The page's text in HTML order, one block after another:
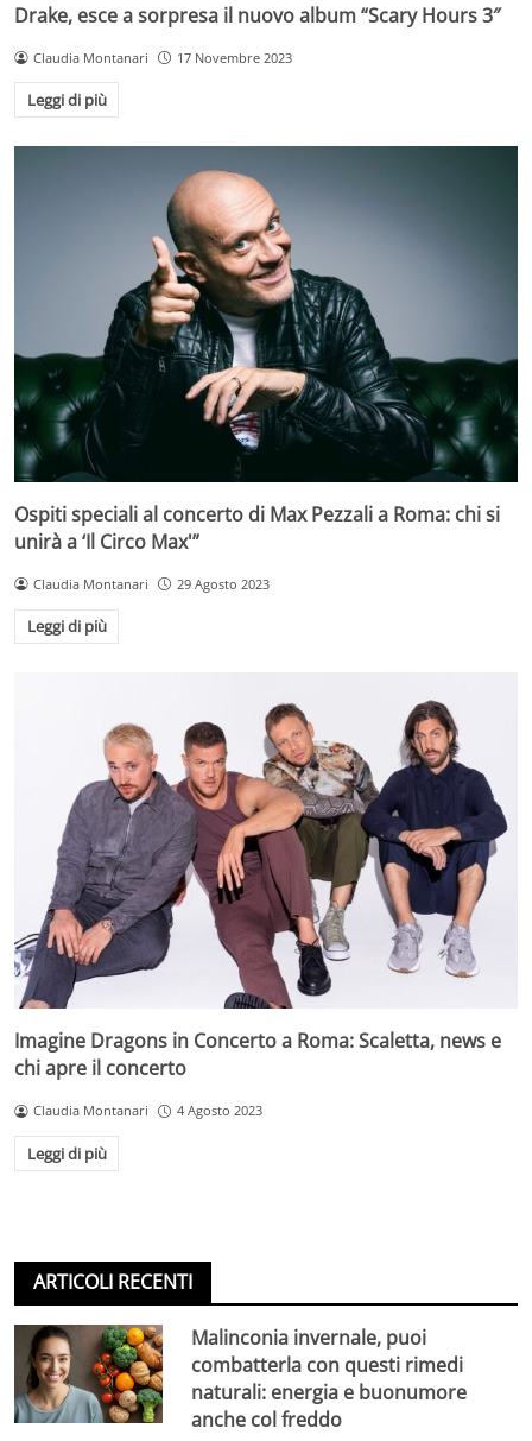
Drake, esce a sorpresa il nuovo album “Scary Hours 3″
Claudia Montanari 17 Novembre 2023
Leggi di più
Ospiti speciali al concerto di Max Pezzali a Roma: chi si
unirà a ‘Il Circo Max'”
Claudia Montanari 29 Agosto 2023
Leggi di più
Imagine Dragons in Concerto a Roma: Scaletta, news e
chi apre il concerto
Claudia Montanari 4 Agosto 2023
Leggi di più
ARTICOLI RECENTI
Malinconia invernale, puoi
combatterla con questi rimedi
naturali: energia e buonumore
anche col freddo